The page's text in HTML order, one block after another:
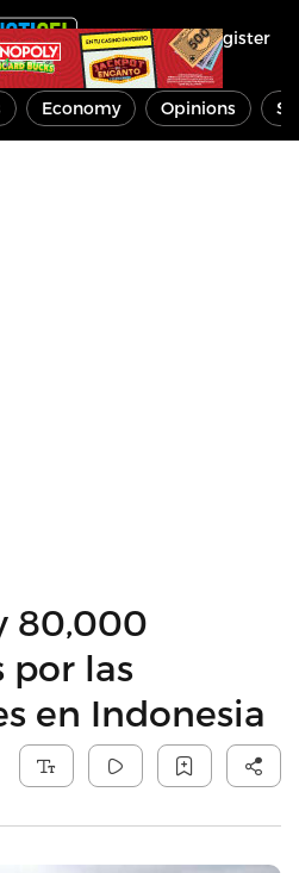
Register
Economy Opinions
80,000
por las
en Indonesia